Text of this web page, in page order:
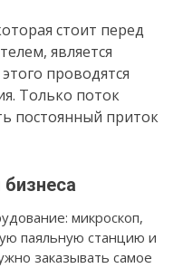
стоит перед
является
проводятся
Только поток
постоянный приток
микроскоп,
паяльную станцию и
заказывать самое